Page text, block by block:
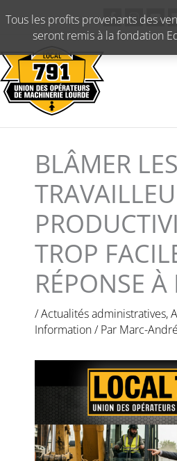
Tous les profits provenants des
seront remis à la fondation
au
contenu
BLÂMER LES
TROP
RÉPONSE À
/Actualités administratives,
Information/ Par Marc-